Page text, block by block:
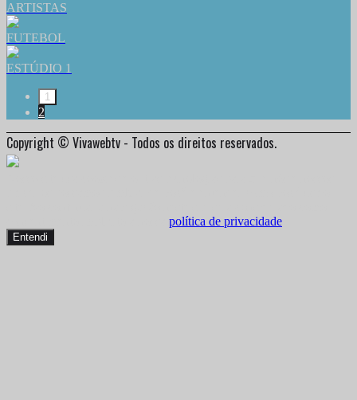
ARTISTAS
FUTEBOL
ESTÚDIO 1
1
2
Copyright © Vivawebtv - Todos os direitos reservados.
política de privacidade
Entendi